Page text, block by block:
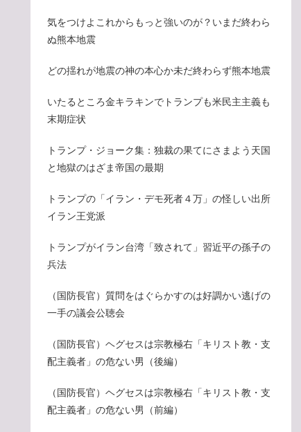
気をつけよこれからもっと強いのが？いまだ終わら
ぬ熊本地震
どの揺れが地震の神の本心か未だ終わらず熊本地震
いたるところ金キラキンでトランプも米民主主義も
末期症状
トランプ・ジョーク集：独裁の果てにさまよう天国
と地獄のはざま帝国の最期
トランプの「イラン・デモ死者４万」の怪しい出所
イラン王党派
トランプがイラン台湾「致されて」習近平の孫子の
兵法
（国防長官）質問をはぐらかすのは好調かい逃げの
一手の議会公聴会
（国防長官）ヘグセスは宗教極右「キリスト教・支
配主義者」の危ない男（後編）
（国防長官）ヘグセスは宗教極右「キリスト教・支
配主義者」の危ない男（前編）